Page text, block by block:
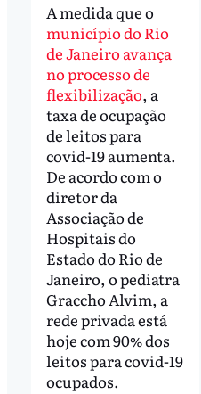
A medida que o
município do Rio
de Janeiro avança
no processo de
flexibilização, a
taxa de ocupação
de leitos para
covid-19 aumenta.
De acordo com o
diretor da
Associação de
Hospitais do
Estado do Rio de
Janeiro, o pediatra
Graccho Alvim, a
rede privada está
hoje com 90% dos
leitos para covid-19
ocupados.